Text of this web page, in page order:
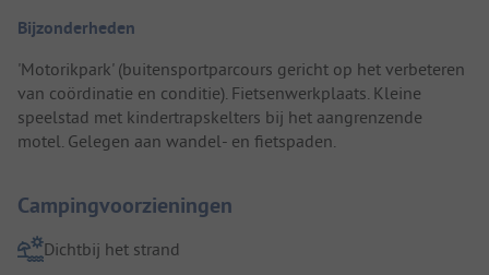
Bijzonderheden
'Motorikpark' (buitensportparcours gericht op het verbeteren
van coördinatie en conditie). Fietsenwerkplaats. Kleine
speelstad met kindertrapskelters bij het aangrenzende
motel. Gelegen aan wandel- en fietspaden.
Campingvoorzieningen
Dichtbij het strand